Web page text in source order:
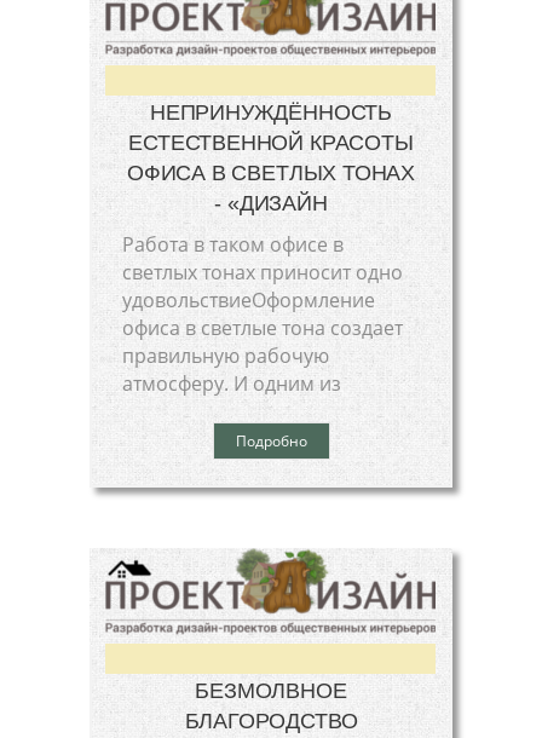
НЕПРИНУЖДЁННОСТЬ
ЕСТЕСТВЕННОЙ КРАСОТЫ
ОФИСА В СВЕТЛЫХ ТОНАХ
- «ДИЗАЙН
Работа в таком офисе в
светлых тонах приносит одно
удовольствиеОформление
офиса в светлые тона создает
правильную рабочую
атмосферу. И одним из
Подробно
БЕЗМОЛВНОЕ
БЛАГОРОДСТВО